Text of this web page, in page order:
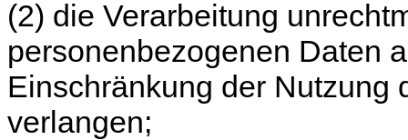
(2) die Verarbeitung
personenbezogenen Daten
Einschränkung der Nutzung
verlangen;